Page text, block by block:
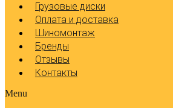
Грузовые диски
Оплата и доставка
Шиномонтаж
Бренды
Отзывы
Контакты
Menu